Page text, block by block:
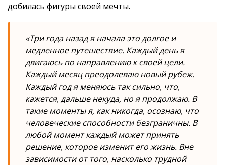
добилась фигуры своей мечты.
«Три года назад я начала это долгое и
медленное путешествие. Каждый день я
двигаюсь по направлению к своей цели.
Каждый месяц преодолеваю новый рубеж.
Каждый год я меняюсь так сильно, что,
кажется, дальше некуда, но я продолжаю. В
такие моменты я, как никогда, осознаю, что
человеческие способности безграничны. В
любой момент каждый может принять
решение, которое изменит его жизнь. Вне
зависимости от того, насколько трудной